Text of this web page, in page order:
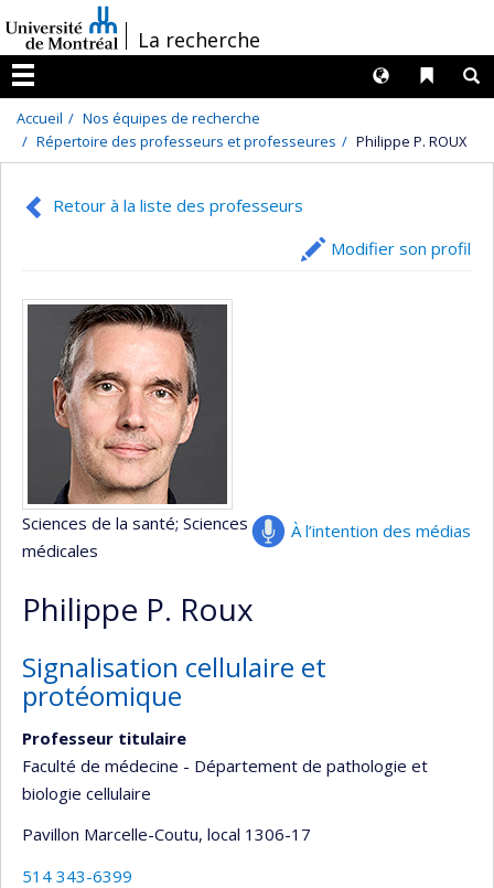
au
contenu
/La recherche
Menu
Liens
Langues
Accueil
Nos équipes de recherche
Répertoire des professeurs et professeures
Philippe P. ROUX
Retour à la liste des professeurs
Modifier son profil
À l’intention des médias
Sciences de la santé; Sciences
médicales
Philippe P. Roux
Signalisation cellulaire et
protéomique
Professeur titulaire
Faculté de médecine - Département de pathologie et
biologie cellulaire
Pavillon Marcelle-Coutu, local 1306-17
514 343-6399